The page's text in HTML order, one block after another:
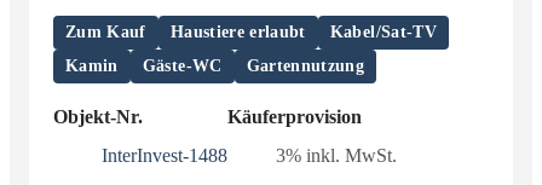
Zum Kauf Haustiere erlaubt
Kabel/Sat-TV
Kamin
Gäste-WC Gartennutzung
Objekt-Nr.
InterInvest-1488
Käuferprovision
3% inkl. MwSt.